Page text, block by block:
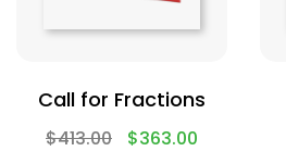
Call for Fractions
$413.00 $363.00